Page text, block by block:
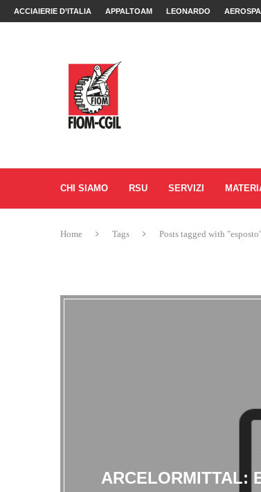
ACCIAIERIE D’ITALIA APPALTOAM LEONARDO
CHI SIAMO RSU SERVIZI
Home Tags Posts tagged with
ARCELORMITTAL: